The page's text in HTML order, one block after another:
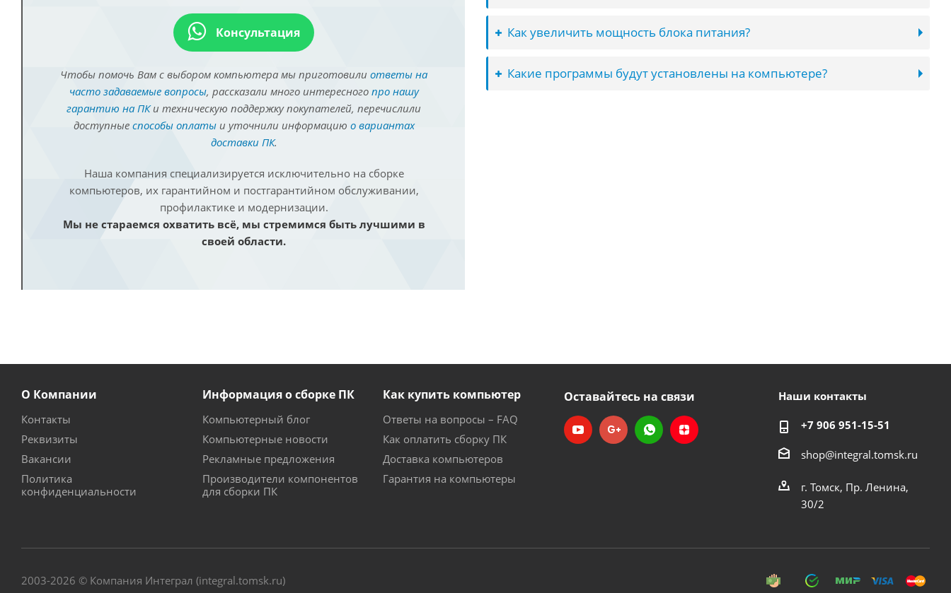
Консультация
Чтобы помочь Вам с выбором компьютера мы приготовили ответы на
часто задаваемые вопросы, рассказали много интересного про нашу
гарантию на ПКи техническую поддержку покупателей, перечислили
доступные способы оплатыи уточнили информацию о вариантах
доставки ПК.
Наша компания специализируется исключительно на сборке
компьютеров, их гарантийном и постгарантийном обслуживании,
профилактике и модернизации.
Мы не стараемся охватить всё, мы стремимся быть лучшими в
своей области.
Как увеличить мощность блока питания?
Какие программы будут установлены на компьютере?
О Компании
Контакты
Реквизиты
Вакансии
Политика
конфиденциальности
Информация о сборке ПК
Компьютерный блог
Компьютерные новости
Рекламные предложения
Производители компонентов
для сборки ПК
Как купить компьютер
Ответы на вопросы – FAQ
Как оплатить сборку ПК
Доставка компьютеров
Гарантия на компьютеры
Оставайтесь на связи Наши контакты
+7 906 951-15-51
shop@integral.tomsk.ru
г. Томск, Пр. Ленина,
30/2
2003-2026 © Компания Интеграл (integral.tomsk.ru)